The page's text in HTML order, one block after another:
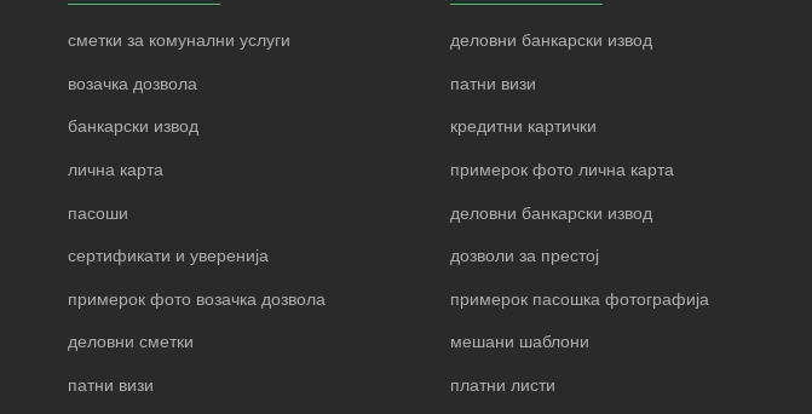
сметки за комунални услуги
возачка дозвола
банкарски извод
лична карта
пасоши
сертификати и уверенија
примерок фото возачка дозвола
деловни сметки
патни визи
деловни банкарски извод
патни визи
кредитни картички
примерок фото лична карта
деловни банкарски извод
дозволи за престој
примерок пасошка фотографија
мешани шаблони
платни листи